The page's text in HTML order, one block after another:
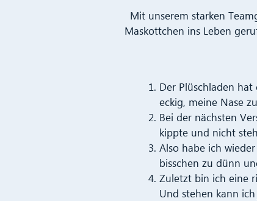
Mit unserem starken
Maskottchen ins Leben
Der Plüschladen
eckig, meine Nase
Bei der nächsten
kippte und nicht
Also habe ich
bisschen zu dünn
Zuletzt bin ich eine
Und stehen kann